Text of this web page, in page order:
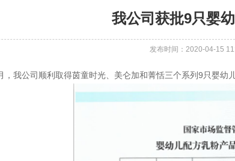
我公司获批9只婴
发布时间：2020-04-15
公司顺利取得茵童时光、美仑加和菁恬三个系列9只婴幼儿